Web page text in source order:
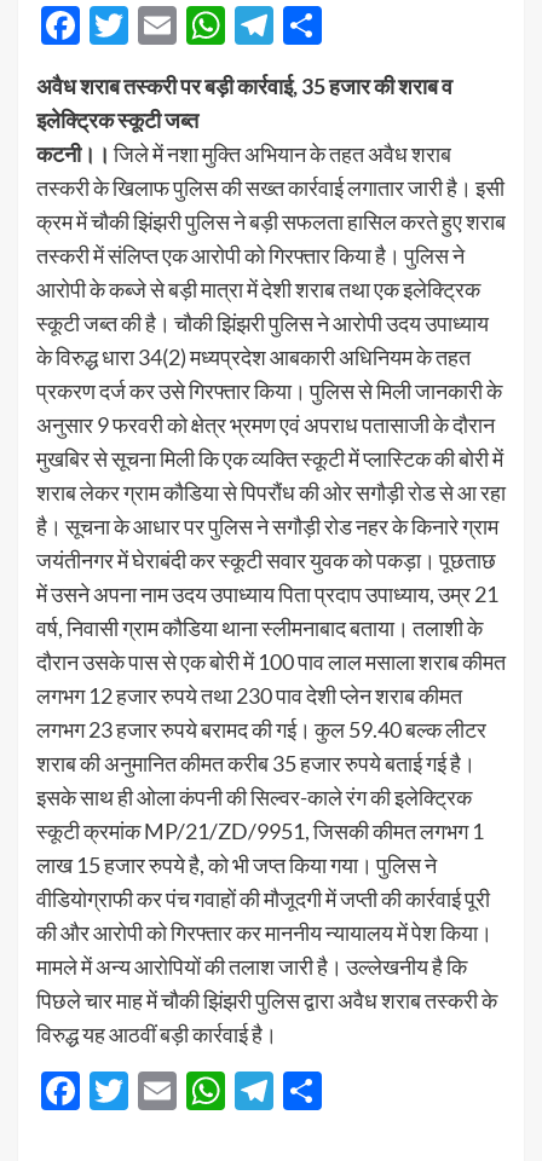
Facebook
Twitter
EmailWhatsApp
Telegram
अवैध शराब तस्करी पर बड़ी कार्रवाई, 35 हजार की शराब व
इलेक्ट्रिक स्कूटी जब्त
कटनी।। जिले में नशा मुक्ति अभियान के तहत अवैध शराब
तस्करी के खिलाफ पुलिस की सख्त कार्रवाई लगातार जारी है। इसी
क्रम में चौकी झिंझरी पुलिस ने बड़ी सफलता हासिल करते हुए शराब
तस्करी में संलिप्त एक आरोपी को गिरफ्तार किया है। पुलिस ने
आरोपी के कब्जे से बड़ी मात्रा में देशी शराब तथा एक इलेक्ट्रिक
स्कूटी जब्त की है। चौकी झिंझरी पुलिस ने आरोपी उदय उपाध्याय
के विरुद्ध धारा 34(2) मध्यप्रदेश आबकारी अधिनियम के तहत
प्रकरण दर्ज कर उसे गिरफ्तार किया। पुलिस से मिली जानकारी के
अनुसार 9 फरवरी को क्षेत्र भ्रमण एवं अपराध पतासाजी के दौरान
मुखबिर से सूचना मिली कि एक व्यक्ति स्कूटी में प्लास्टिक की बोरी में
शराब लेकर ग्राम कौडिया से पिपरौंध की ओर सगौड़ी रोड से आ रहा
है। सूचना के आधार पर पुलिस ने सगौड़ी रोड नहर के किनारे ग्राम
जयंतीनगर में घेराबंदी कर स्कूटी सवार युवक को पकड़ा। पूछताछ
में उसने अपना नाम उदय उपाध्याय पिता प्रदाप उपाध्याय, उम्र 21
वर्ष, निवासी ग्राम कौडिया थाना स्लीमनाबाद बताया। तलाशी के
दौरान उसके पास से एक बोरी में 100 पाव लाल मसाला शराब कीमत
लगभग 12 हजार रुपये तथा 230 पाव देशी प्लेन शराब कीमत
लगभग 23 हजार रुपये बरामद की गई। कुल 59.40 बल्क लीटर
शराब की अनुमानित कीमत करीब 35 हजार रुपये बताई गई है।
इसके साथ ही ओला कंपनी की सिल्वर-काले रंग की इलेक्ट्रिक
स्कूटी क्रमांक MP/21/ZD/9951, जिसकी कीमत लगभग 1
लाख 15 हजार रुपये है, को भी जप्त किया गया। पुलिस ने
वीडियोग्राफी कर पंच गवाहों की मौजूदगी में जप्ती की कार्रवाई पूरी
की और आरोपी को गिरफ्तार कर माननीय न्यायालय में पेश किया।
मामले में अन्य आरोपियों की तलाश जारी है। उल्लेखनीय है कि
पिछले चार माह में चौकी झिंझरी पुलिस द्वारा अवैध शराब तस्करी के
विरुद्ध यह आठवीं बड़ी कार्रवाई है।
Facebook
Twitter
EmailWhatsApp
Telegram